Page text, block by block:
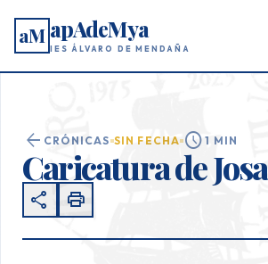
aM apAdeMya
IES ÁLVARO DE MENDAÑA
arrow_back CRÓNICAS SIN FECHA schedule1 MIN
Caricatura de Josa
share print